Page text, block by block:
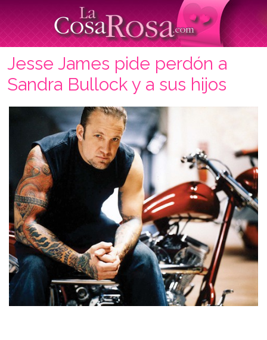
Jesse James pide perdón a
Sandra Bullock y a sus hijos